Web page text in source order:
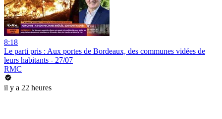
8:18
Le parti pris : Aux portes de Bordeaux, des communes vidées de
leurs habitants - 27/07
RMC
il y a 22 heures